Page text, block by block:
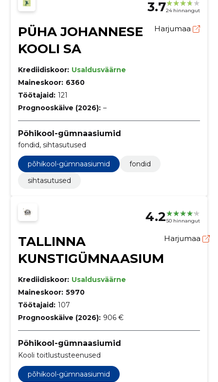
3.724 hinnangut
PÜHA JOHANNESE
KOOLI SA
Harjumaa
Krediidiskoor: Usaldusväärne
Maineskoor: 6360
Töötajaid: 121
Prognooskäive (2026): –
Põhikool-gümnaasiumid
fondid, sihtasutused
põhikool-gümnaasiumid
fondid
sihtasutused
4.250 hinnangut
TALLINNA
KUNSTIGÜMNAASIUM
Harjumaa
Krediidiskoor: Usaldusväärne
Maineskoor: 5970
Töötajaid: 107
Prognooskäive (2026): 906 €
Põhikool-gümnaasiumid
Kooli toitlustusteenused
põhikool-gümnaasiumid